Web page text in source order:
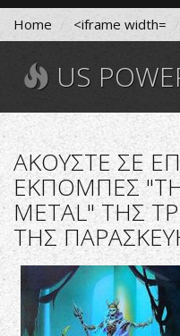
content
Search
Home <iframe width=
US
ΑΚΟΥΣΤΕ ΣΕ
ΕΚΠΟΜΠΕΣ
METAL" ΤΗΣ
ΤΗΣ